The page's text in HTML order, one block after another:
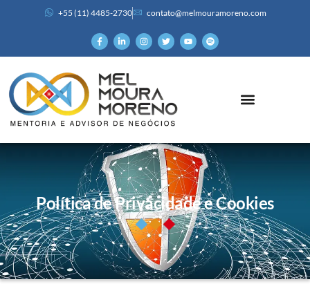
+55 (11) 4485-2730 contato@melmouramoreno.com
Política de Privacidade e Cookies